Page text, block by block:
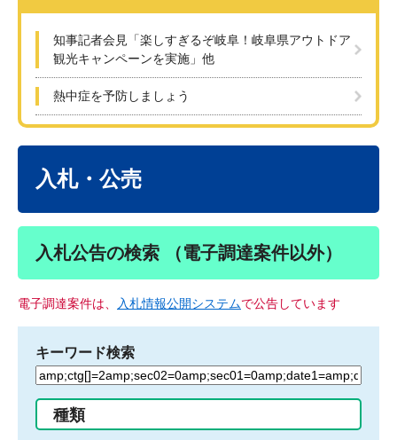
知事記者会見「楽しすぎるぞ岐阜！岐阜県アウトドア
観光キャンペーンを実施」他
熱中症を予防しましょう
入札・公売
入札公告の検索 （電子調達案件以外）
電子調達案件は、 入札情報公開システムで公告しています
キーワード検索
検
る
種類